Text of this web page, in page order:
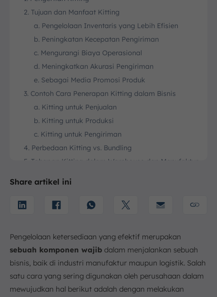
2. Tujuan dan Manfaat Kitting
a. Pengelolaan Inventaris yang Lebih Efisien
b. Peningkatan Kecepatan Pengiriman
c. Mengurangi Biaya Operasional
d. Meningkatkan Akurasi Pengiriman
e. Sebagai Media Promosi Produk
3. Contoh Cara Penerapan Kitting dalam Bisnis
a. Kitting untuk Penjualan
b. Kitting untuk Produksi
c. Kitting untuk Pengiriman
4. Perbedaan Kitting vs. Bundling
5. Tahapan Kitting dalam Warehouse dan Manufaktur
c. Pengemasan
6. Tantangan dalam Implementasi Kitting
a. Ketersediaan Stok
c. Pengawasan Kualitas dan Kebenaran Kit
Share artikel ini
Pengelolaan ketersediaan yang efektif merupakan
sebuah komponen wajib dalam menjalankan sebuah
bisnis, baik di industri manufaktur maupun logistik. Salah
satu cara yang sering digunakan oleh perusahaan dalam
mewujudkan hal berikut adalah dengan melakukan